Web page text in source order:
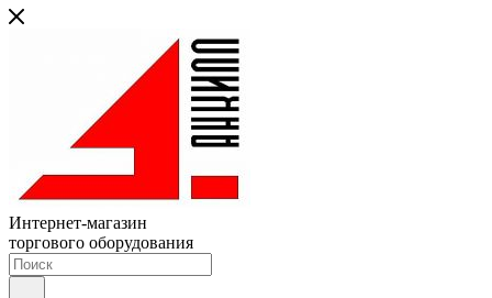
Интернет-магазин
торгового оборудования